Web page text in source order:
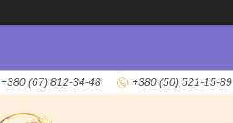
+380 (67) 812-34-48 +380 (50) 521-15-89